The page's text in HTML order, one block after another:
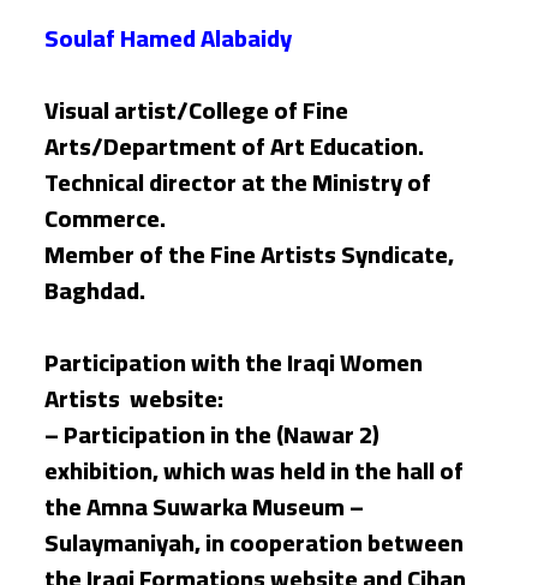
Soulaf Hamed Alabaidy
Visual artist/College of Fine
Arts/Department of Art Education.
Technical director at the Ministry of
Commerce.
Member of the Fine Artists Syndicate,
Baghdad.
Participation with the Iraqi Women
Artists website:
– Participation in the (Nawar 2)
exhibition, which was held in the hall of
the Amna Suwarka Museum –
Sulaymaniyah, in cooperation between